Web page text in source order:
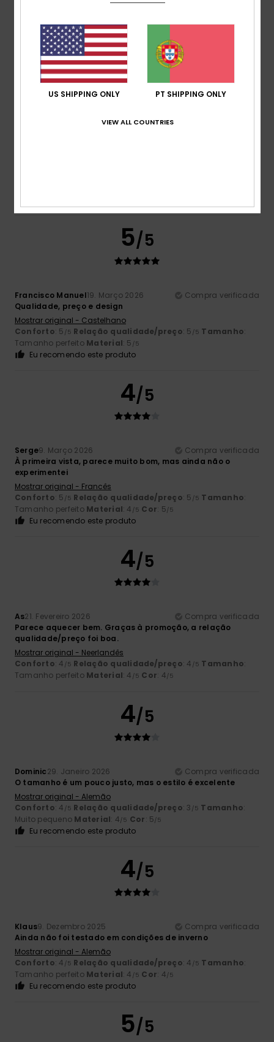
Relação qualidade/preço
5/5
Francisco Manuel19. Março 2026
Compra verificada
Qualidade, preço e design
Mostrar original - Castelhano
Conforto: 5 /5 Relação qualidade/preço: 5 /5 Tamanho:
Tamanho perfeito Material: 5 /5
Eu recomendo este produto
4/5
Serge9. Março 2026
Compra verificada
À primeira vista, parece muito bom, mas ainda não o
experimentei
Mostrar original - Francês
Conforto: 5 /5 Relação qualidade/preço: 5 /5 Tamanho:
Tamanho perfeito Material: 4 /5 Cor: 5/5
Eu recomendo este produto
4/5
As21. Fevereiro 2026
Compra verificada
Parece aquecer bem. Graças à promoção, a relação
qualidade/preço foi boa.
Mostrar original - Neerlandês
Conforto: 4 /5 Relação qualidade/preço: 4 /5 Tamanho:
Tamanho perfeito Material: 4 /5 Cor: 4/5
4/5
Dominic29. Janeiro 2026
Compra verificada
O tamanho é um pouco justo, mas o estilo é excelente
Mostrar original - Alemão
Conforto: 4 /5 Relação qualidade/preço: 3 /5 Tamanho:
Muito pequeno Material: 4/5 Cor: 5/5
Eu recomendo este produto
4/5
Klaus9. Dezembro 2025
Compra verificada
Ainda não foi testado em condições de inverno
Mostrar original - Alemão
Conforto: 4 /5 Relação qualidade/preço: 4 /5 Tamanho:
Tamanho perfeito Material: 4 /5 Cor: 4/5
Eu recomendo este produto
5/5
US SHIPPING ONLY PT SHIPPING ONLY
VIEW ALL COUNTRIES